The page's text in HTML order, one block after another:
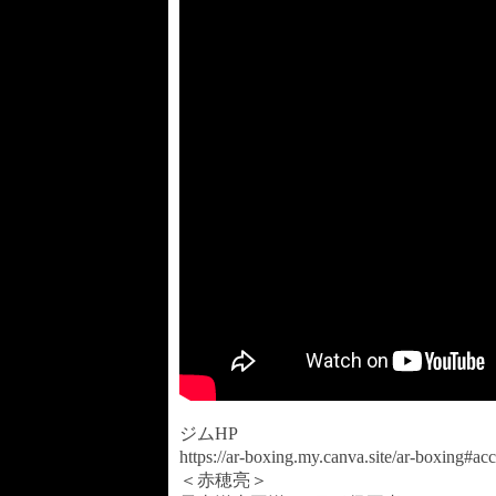
ジムHP
https://ar-boxing.my.canva.site/ar-
＜赤穂亮＞